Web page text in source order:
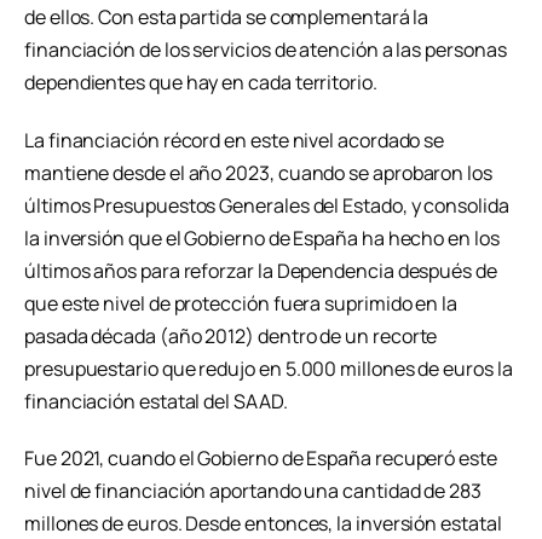
de ellos. Con esta partida se complementará la
financiación de los servicios de atención a las personas
dependientes que hay en cada territorio.
La financiación récord en este nivel acordado se
mantiene desde el año 2023, cuando se aprobaron los
últimos Presupuestos Generales del Estado, y consolida
la inversión que el Gobierno de España ha hecho en los
últimos años para reforzar la Dependencia después de
que este nivel de protección fuera suprimido en la
pasada década (año 2012) dentro de un recorte
presupuestario que redujo en 5.000 millones de euros la
financiación estatal del SAAD.
Fue 2021, cuando el Gobierno de España recuperó este
nivel de financiación aportando una cantidad de 283
millones de euros. Desde entonces, la inversión estatal